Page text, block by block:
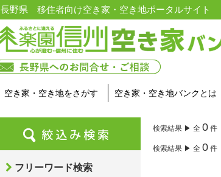
長野県 移住者向け空き家・空き地ポータルサイト
空き家・空き地をさがす 空き家・空き地バンクとは
フリーワード検索
検索結果 ▶ 全 0 件
検索結果 ▶ 全 0 件